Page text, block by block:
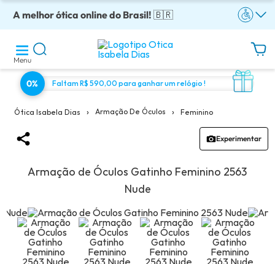
A melhor ótica online do Brasil!🇧🇷
Óculos completos armação + lentes a partir: R$199
Adquira em até 10x sem juros!
Enviamos para todo o Brasil!
Óculos de grau com preço justo!
Menu
0% Faltam R$ 590,00 para ganhar um relógio !
Ótica Isabela Dias › Armação De Óculos › Feminino
Experimentar
Armação de Óculos Gatinho Feminino 2563
Nude